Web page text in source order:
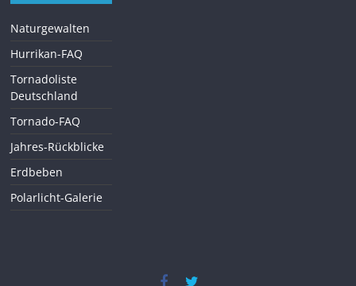
Naturgewalten
Hurrikan-FAQ
Tornadoliste
Deutschland
Tornado-FAQ
Jahres-Rückblicke
Erdbeben
Polarlicht-Galerie